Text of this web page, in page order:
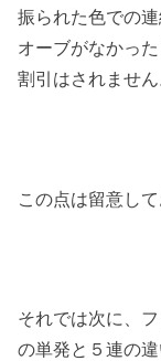
振られた色での
オーブがなかっ
割引はされません
この点は留意し
それでは次に、
の単発と５連の